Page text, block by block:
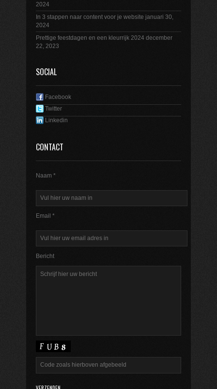
2024
In 3 stappen naar content voor je website januari 30,
2024
Prettige feestdagen en een kleurrijk 2024 december
22, 2023
SOCIAL
Facebook
Twitter
Linkedin
CONTACT
Naam *
Email *
Bericht